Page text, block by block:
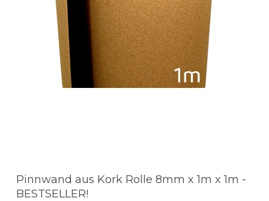
Pinnwand aus Kork Rolle 8mm x 1m x 1m -
BESTSELLER!